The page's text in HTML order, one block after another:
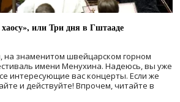
или Три дня в Гштааде
на знаменитом швейцарском горном
имени Менухина. Надеюсь, вы уже
интересующие вас концерты. Если же
и действуйте! Впрочем, читайте в